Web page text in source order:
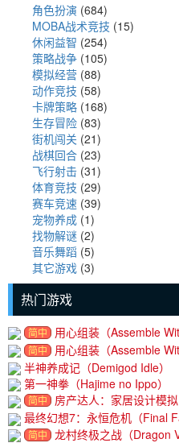
角色扮演 (684)
MOBA战术竞技 (15)
休闲益智 (254)
策略战争 (105)
模拟经营 (88)
动作竞技 (58)
卡牌策略 (168)
生存冒险 (83)
街机闯关 (21)
战棋回合 (23)
飞行射击 (31)
体育竞技 (29)
赛车竞速 (39)
宠物养成 (1)
找物解谜 (2)
音乐舞蹈 (5)
其它游戏 (3)
热门游戏
简中 用心组装（Assemble
简中
用心组装（Assemble
半神养成记（Demigod Idle）
第一神拳（Hajime no Ippo）
简中
房产达人：家居设计模
最终幻想7：永恒危机（Final
简中 龙村终极之战（Dragon